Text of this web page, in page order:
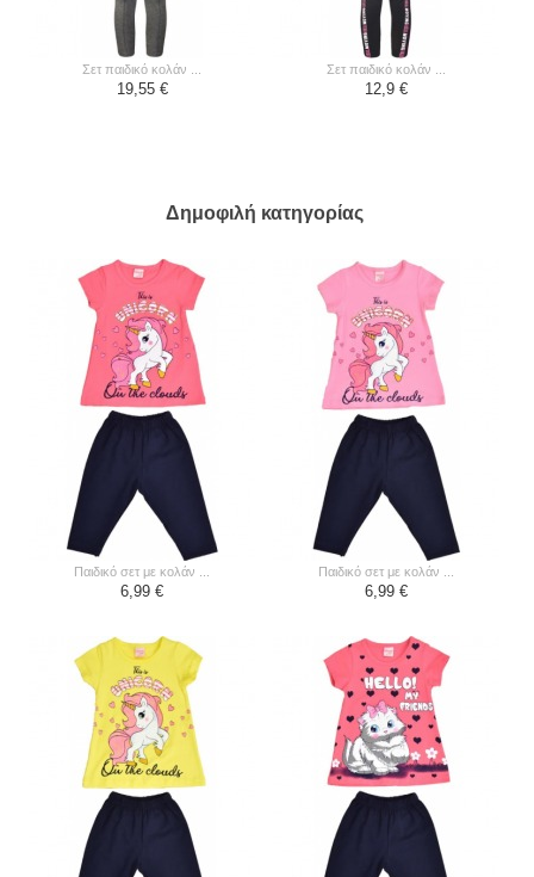
σετ παιδικό κολάν ...
19,55 €
σετ παιδικό κολάν ...
12,9 €
Δημοφιλή κατηγορίας
παιδικό σετ με κολάν ...
6,99 €
παιδικό σετ με κολάν ...
6,99 €